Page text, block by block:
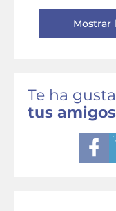
Mostrar
Te ha
tus